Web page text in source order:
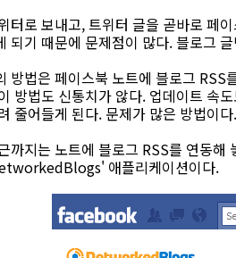
터로 보내고, 트위터 글을 곧바로 페
되기 때문에 문제점이 많다. 블로그
방법은 페이스북 노트에 블로그 RSS
방법도 신통치가 않다. 업데이트 속
줄어들게 된다. 문제가 많은 방법이다.
까지는 노트에 블로그 RSS를 연동
애플리케이션이다.